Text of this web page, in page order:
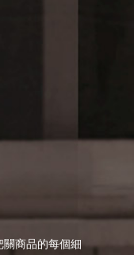
關商品的每個細